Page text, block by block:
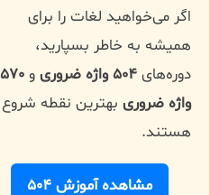
اگر می‌خواهید لغات را برای
همیشه به خاطر بسپارید،
دوره‌های 504 واژه ضروری و 570
واژه ضروری بهترین نقطه شروع
هستند.
مشاهده آموزش 504